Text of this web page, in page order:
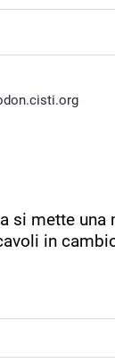
si mette una
in